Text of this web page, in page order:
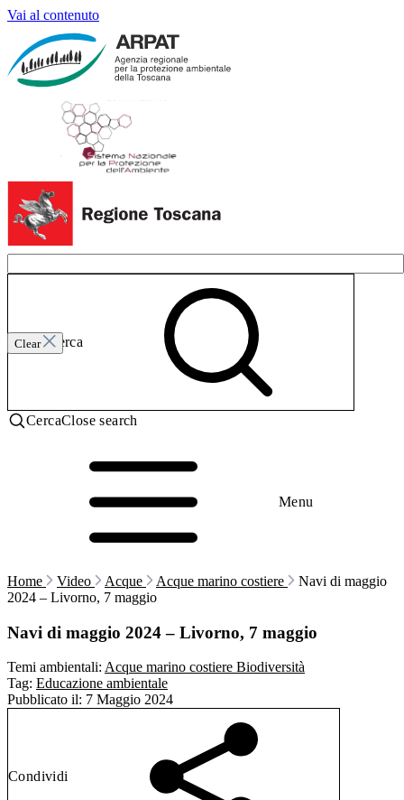
Vai al contenuto
Clear
Invia ricerca
CercaClose search
Menu
Home Video Acque Acque marino costiere
Navi di maggio
2024 – Livorno, 7 maggio
Navi di maggio 2024 – Livorno, 7 maggio
Temi ambientali: Acque marino costiere Biodiversità
Tag: Educazione ambientale
Pubblicato il: 7 Maggio 2024
Condividi